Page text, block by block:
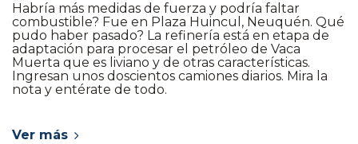
Habría más medidas de fuerza y podría faltar
combustible? Fue en Plaza Huincul, Neuquén. Qué
pudo haber pasado? La refinería está en etapa de
adaptación para procesar el petróleo de Vaca
Muerta que es liviano y de otras características.
Ingresan unos doscientos camiones diarios. Mira la
nota y entérate de todo.
Ver más